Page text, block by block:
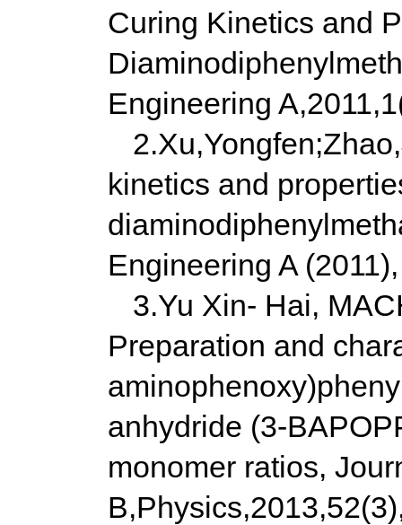
Curing Kinetics and
Engineering
kinetics and
Engineering A
3.Yu Xin- Hai,
Preparation and
anhydride (3-
monomer ratios,